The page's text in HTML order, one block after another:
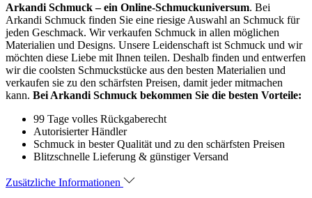
Arkandi Schmuck – ein Online-Schmuckuniversum. Bei
Arkandi Schmuck finden Sie eine riesige Auswahl an Schmuck für
jeden Geschmack. Wir verkaufen Schmuck in allen möglichen
Materialien und Designs. Unsere Leidenschaft ist Schmuck und wir
möchten diese Liebe mit Ihnen teilen. Deshalb finden und entwerfen
wir die coolsten Schmuckstücke aus den besten Materialien und
verkaufen sie zu den schärfsten Preisen, damit jeder mitmachen
kann. Bei Arkandi Schmuck bekommen Sie die besten Vorteile:
99 Tage volles Rückgaberecht
Autorisierter Händler
Schmuck in bester Qualität und zu den schärfsten Preisen
Blitzschnelle Lieferung & günstiger Versand
Zusätzliche Informationen